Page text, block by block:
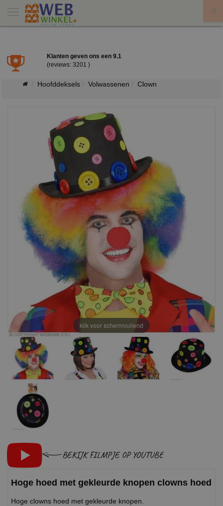
Klanten geven ons een 9.1
(reviews: 3201 )
Hoofddeksels Volwassenen Clown
klik voor schermvullend
BEKIJK FILMPJE OP YOUTUBE
Hoge hoed met gekleurde knopen clowns hoed
Hoge clowns hoed met gekleurde knopen.